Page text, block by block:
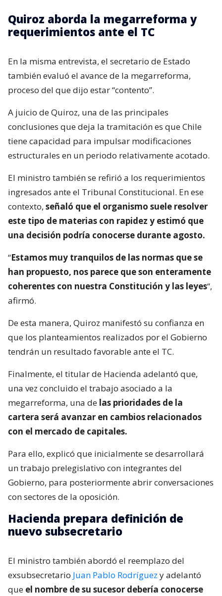
Quiroz aborda la megarreforma y
requerimientos ante el TC
En la misma entrevista, el secretario de Estado
también evaluó el avance de la megarreforma,
proceso del que dijo estar “contento”.
A juicio de Quiroz, una de las principales
conclusiones que deja la tramitación es que Chile
tiene capacidad para impulsar modificaciones
estructurales en un periodo relativamente acotado.
El ministro también se refirió a los requerimientos
ingresados ante el Tribunal Constitucional. En ese
contexto, señaló que el organismo suele resolver
este tipo de materias con rapidez y estimó que
una decisión podría conocerse durante agosto.
“Estamos muy tranquilos de las normas que se
han propuesto, nos parece que son enteramente
coherentes con nuestra Constitución y las leyes“,
afirmó.
De esta manera, Quiroz manifestó su confianza en
que los planteamientos realizados por el Gobierno
tendrán un resultado favorable ante el TC.
Finalmente, el titular de Hacienda adelantó que,
una vez concluido el trabajo asociado a la
megarreforma, una de las prioridades de la
cartera será avanzar en cambios relacionados
con el mercado de capitales.
Para ello, explicó que inicialmente se desarrollará
un trabajo prelegislativo con integrantes del
Gobierno, para posteriormente abrir conversaciones
con sectores de la oposición.
Hacienda prepara definición de
nuevo subsecretario
El ministro también abordó el reemplazo del
exsubsecretario Juan Pablo Rodríguez y adelantó
que el nombre de su sucesor debería conocerse